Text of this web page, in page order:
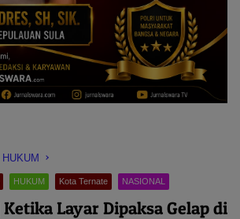
HUKUM
HUKUM Kota Ternate NASIONAL
Ketika Layar Dipaksa Gelap di